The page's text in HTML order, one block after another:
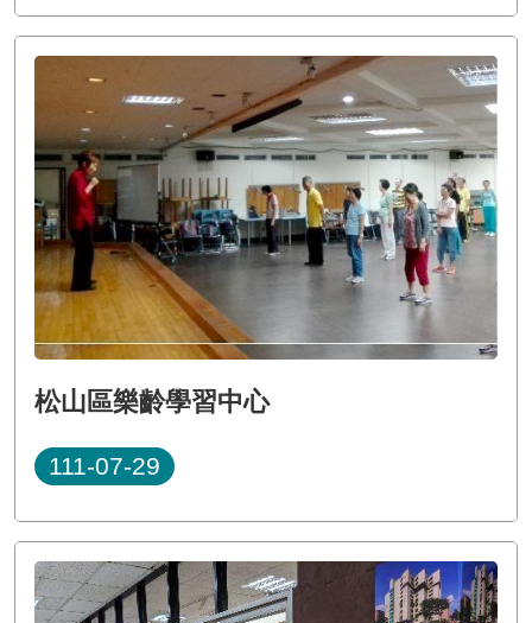
松山區樂齡學習中心
111-07-29